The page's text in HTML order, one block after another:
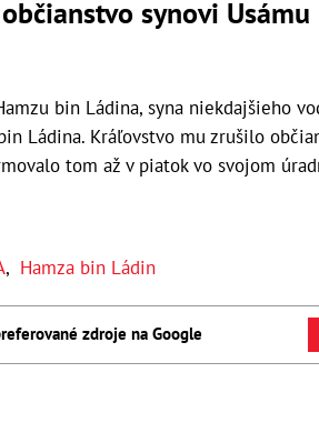
synovi Usámu
bin Ládina, syna niekdajšieho
Ládina. Kráľovstvo mu zrušilo
tom až v piatok vo svojom
, Hamza bin Ládin
zdroje na Google